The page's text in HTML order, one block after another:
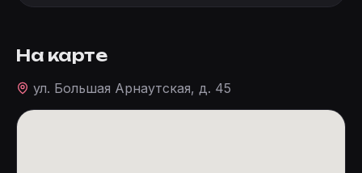
На карте
ул. Большая Арнаутская, д. 45